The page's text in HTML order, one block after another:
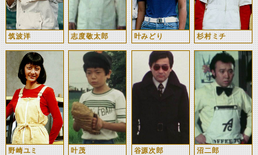
筑波洋 志度敬太郎 叶みどり 杉村ミチ
野崎ユミ 叶茂 谷源次郎 沼二郎